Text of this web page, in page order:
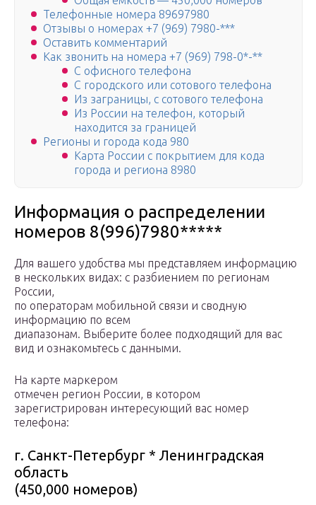
Телефонные номера 89697980
Отзывы о номерах +7 (969) 7980-***
Оставить комментарий
Как звонить на номера +7 (969) 798-0*-**
С офисного телефона
С городского или сотового телефона
Из заграницы, с сотового телефона
Из России на телефон, который
находится за границей
Регионы и города кода 980
Карта России с покрытием для кода
города и региона 8980
Информация о распределении
номеров 8(996)7980*****
Для вашего удобства мы представляем информацию
в нескольких видах: с разбиением по регионам
России,
по операторам мобильной связи и сводную
информацию по всем
диапазонам. Выберите более подходящий для вас
вид и ознакомьтесь с данными.
На карте маркером
отмечен регион России, в котором
зарегистрирован интересующий вас номер
телефона:
г. Санкт-Петербург * Ленинградская
область
(450,000 номеров)